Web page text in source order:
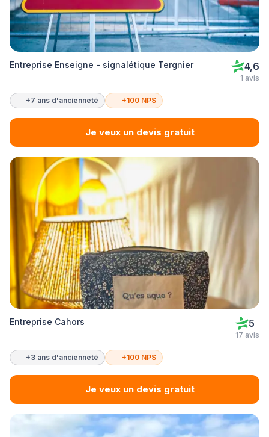
Entreprise Enseigne - signalétique Tergnier 4,6
1 avis
+7 ans d'ancienneté +100 NPS
Je veux un devis gratuit
Entreprise Cahors 5
17 avis
+3 ans d'ancienneté +100 NPS
Je veux un devis gratuit